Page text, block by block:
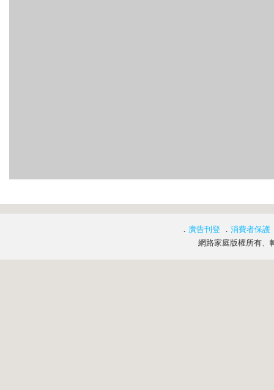
． 廣告刊登 ． 消費者保護
網路家庭版權所有、